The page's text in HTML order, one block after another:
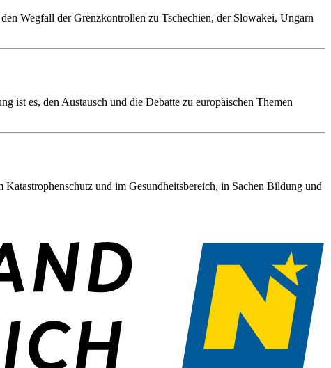
Wegfall der Grenzkontrollen zu Tschechien, der Slowakei, Ungarn
ist es, den Austausch und die Debatte zu europäischen Themen
und im Gesundheitsbereich, in Sachen Bildung und